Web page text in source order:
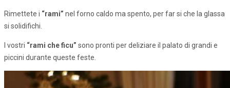
Rimettete i “rami” nel forno caldo ma spento, per far si che la glassa
si solidifichi.
I vostri “rami che ficu” sono pronti per deliziare il palato di grandi e
piccini durante queste feste.